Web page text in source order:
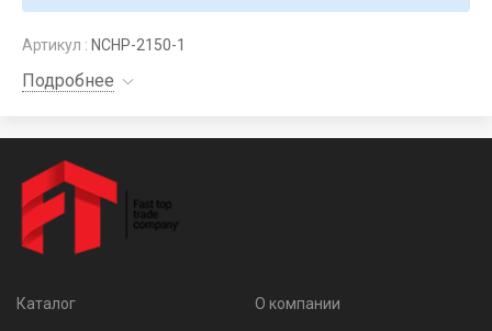
Артикул : NCHP-2150-1
Подробнее
Каталог
О компании